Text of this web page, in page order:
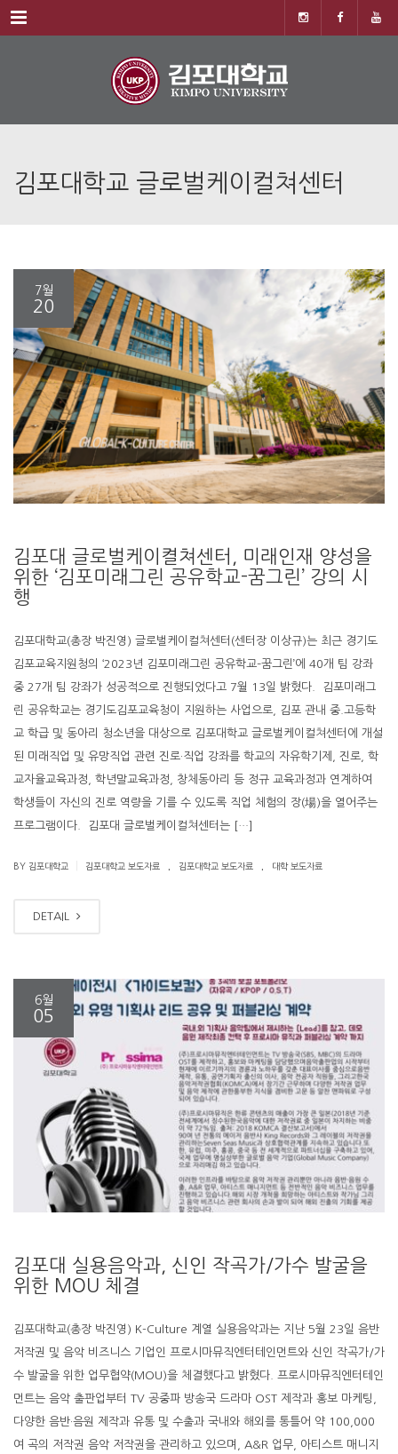
Menu
김포대학교 글로벌케이컬쳐센터
7월
20
김포대 글로벌케이켤쳐센터, 미래인재 양성을
위한 ‘김포미래그린 공유학교-꿈그린’ 강의 시
행
김포대학교(총장 박진영) 글로벌케이컬쳐센터(센터장 이상규)는 최근 경기도
김포교육지원청의 ‘2023년 김포미래그린 공유학교–꿈그린’에 40개 팀 강좌
중 27개 팀 강좌가 성공적으로 진행되었다고 7월 13일 밝혔다. 김포미래그
린 공유학교는 경기도김포교육청이 지원하는 사업으로, 김포 관내 중.고등학
교 학급 및 동아리 청소년을 대상으로 김포대학교 글로벌케이컬쳐센터에 개설
된 미래직업 및 유망직업 관련 진로·직업 강좌를 학교의 자유학기제, 진로, 학
교자율교육과정, 학년말교육과정, 창체동아리 등 정규 교육과정과 연계하여
학생들이 자신의 진로 역량을 기를 수 있도록 직업 체험의 장(場)을 열어주는
프로그램이다. 김포대 글로벌케이컬쳐센터는 […]
BY 김포대학교 김포대학교 보도자료 김포대학교 보도자료 대학 보도자료
DETAIL
6월
05
김포대 실용음악과, 신인 작곡가/가수 발굴을
위한 MOU 체결
김포대학교(총장 박진영) K-Culture 계열 실용음악과는 지난 5월 23일 음반
저작권 및 음악 비즈니스 기업인 프로시마뮤직엔터테인먼트와 신인 작곡가/가
수 발굴을 위한 업무협약(MOU)을 체결했다고 밝혔다. 프로시마뮤직엔터테인
먼트는 음악 출판업부터 TV 공중파 방송국 드라마 OST 제작과 홍보 마케팅,
다양한 음반·음원 제작과 유통 및 수출과 국내와 해외를 통틀어 약 100,000
여 곡의 저작권 음악 저작권을 관리하고 있으며, A&R 업무, 아티스트 매니지